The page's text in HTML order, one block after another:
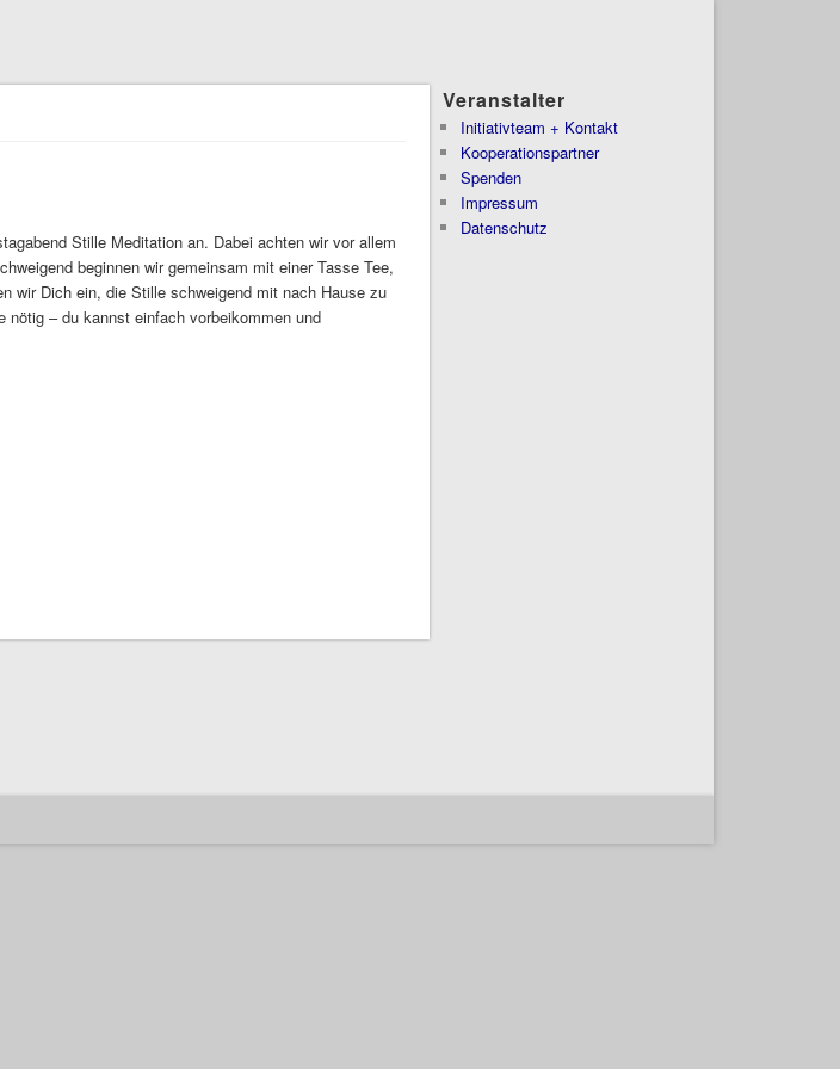
Stille Meditation an. Dabei achten wir vor allem
beginnen wir gemeinsam mit einer Tasse Tee,
wir Dich ein, die Stille schweigend mit nach Hause zu
nötig – du kannst einfach vorbeikommen und
Veranstalter
Initiativteam + Kontakt
Kooperationspartner
Spenden
Impressum
Datenschutz